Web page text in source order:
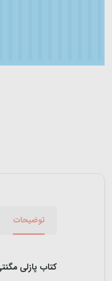
توضیحات
کتاب پازلی مگنتی 55 تکه 2